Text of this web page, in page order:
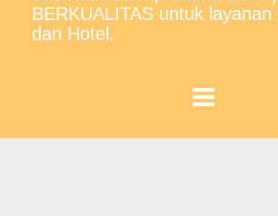
BERKUALITAS untuk layanan
dan Hotel.